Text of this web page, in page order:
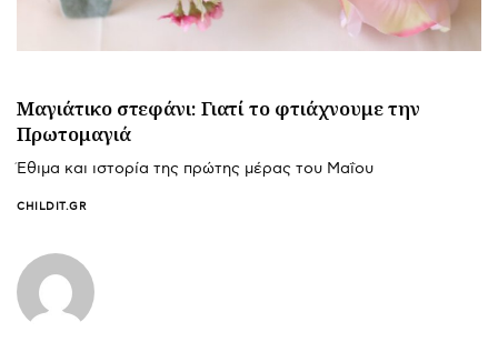
Μαγιάτικο στεφάνι: Γιατί το φτιάχνουμε την
Πρωτομαγιά
Έθιμα και ιστορία της πρώτης μέρας του Μαΐου
CHILDIT.GR